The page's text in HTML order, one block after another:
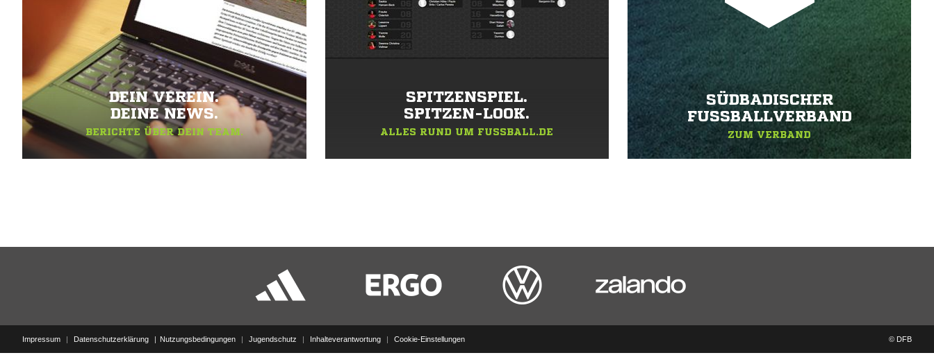
DEIN VEREIN.
DEINE NEWS.
BERICHTE ÜBER DEIN TEAM.
SPITZENSPIEL.
SPITZEN-LOOK.
ALLES RUND UM FUSSBALL.DE
SÜDBADISCHER
FUSSBALLVERBAND
ZUM VERBAND
Impressum | Datenschutzerklärung Nutzungsbedingungen | Jugendschutz | Inhalteverantwortung | Cookie-Einstellungen © DFB